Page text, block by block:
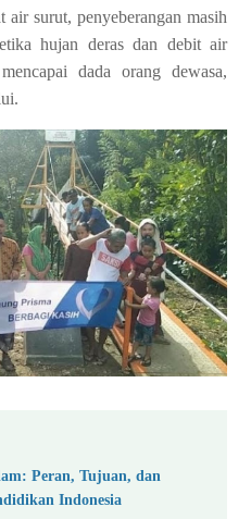
air surut, penyeberangan masih
hujan deras dan debit air
dada orang dewasa,
Peran, Tujuan, dan
Indonesia